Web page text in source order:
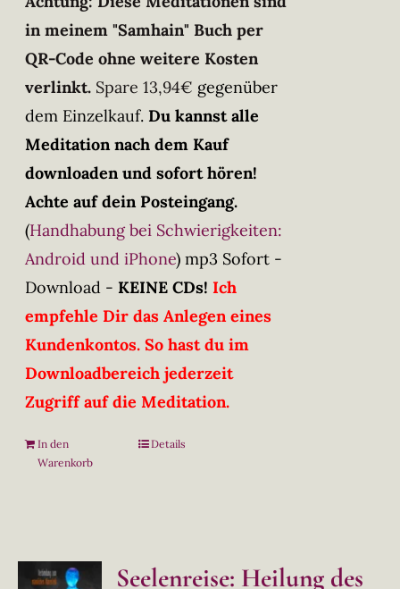
in meinem "Samhain" Buch per
QR-Code ohne weitere Kosten
verlinkt. Spare 13,94€ gegenüber
dem Einzelkauf. Du kannst alle
Meditation nach dem Kauf
downloaden und sofort hören!
Achte auf dein Posteingang.
(Handhabung bei Schwierigkeiten:
Android und iPhone) mp3 Sofort -
Download - KEINE CDs! Ich
empfehle Dir das Anlegen eines
Kundenkontos. So hast du im
Downloadbereich jederzeit
Zugriff auf die Meditation.
In den
Warenkorb
Details
Seelenreise: Heilung des